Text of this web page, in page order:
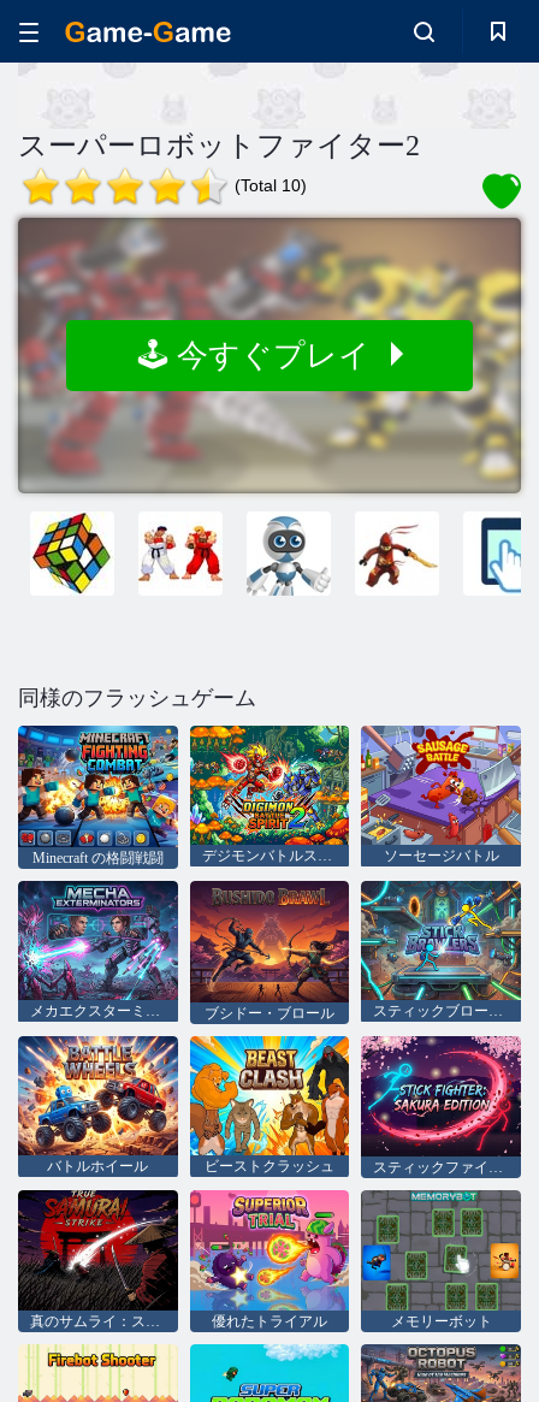
スーパーロボットファイター2
(Total 10)
🕹️ 今すぐプレイ
同様のフラッシュゲーム
Minecraft の格闘戦闘 デジモンバトルスピリット2 ソーセージバトル
メカエクスターミネーター ブシドー・ブロール スティックブローラーズ
バトルホイール ビーストクラッシュ スティックファイター 桜編
真のサムライ：ストライク 優れたトライアル メモリーボット